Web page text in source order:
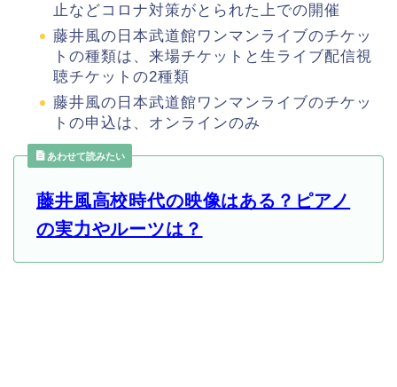
止などコロナ対策がとられた上での開催
藤井風の日本武道館ワンマンライブのチケッ
トの種類は、来場チケットと生ライブ配信視
聴チケットの2種類
藤井風の日本武道館ワンマンライブのチケッ
トの申込は、オンラインのみ
あわせて読みたい
藤井風高校時代の映像はある？ピアノ
の実力やルーツは？